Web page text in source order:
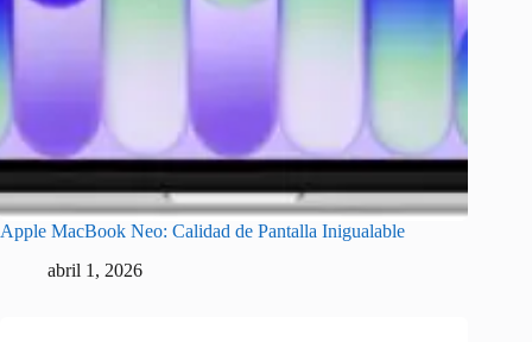
Apple MacBook Neo: Calidad de Pantalla Inigualable
abril 1, 2026